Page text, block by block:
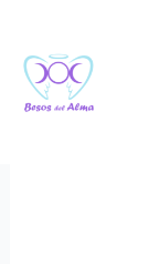
contenido